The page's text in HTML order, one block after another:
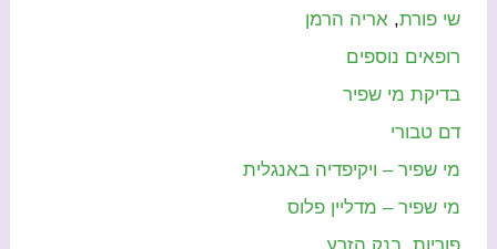
שי פורת,אריה הרמן
רופאים נוספים
בדיקת מי שפיר
דם טבורי
מי שפיר – ויקיפדיה באנגלית
מי שפיר – מדליין פלוס